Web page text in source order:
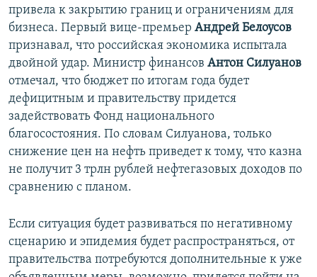
привела к закрытию границ и ограничениям для
бизнеса. Первый вице-премьер Андрей Белоусов
признавал, что российская экономика испытала
двойной удар. Министр финансов Антон Силуанов
отмечал, что бюджет по итогам года будет
дефицитным и правительству придется
задействовать Фонд национального
благосостояния. По словам Силуанова, только
снижение цен на нефть приведет к тому, что казна
не получит 3 трлн рублей нефтегазовых доходов по
сравнению с планом.
Если ситуация будет развиваться по негативному
сценарию и эпидемия будет распространяться, от
правительства потребуются дополнительные к уже